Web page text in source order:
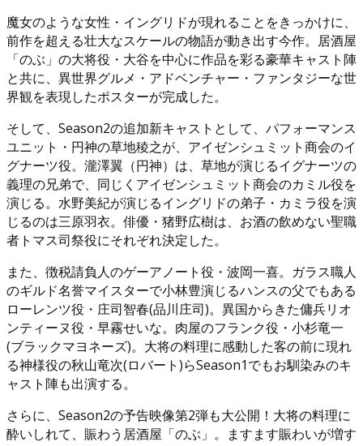
魔女のような女性・イングリドが現れることをきっかけに、
前作を超える壮大なスケールの物語が動き出す今作。居酒屋
「のぶ」の大将役・大谷を中心に作品を彩る豪華キャスト陣
と共に、異世界グルメ・アドベンチャー・ファンタジーな世
界観を表現したポスターが完成した。
そして、Season2の追加新キャストとして、パフォーマンス
ユニット・円神の草地稜之が、アイゼンシュミット商会のイ
グナーツ役。瀧澤翼（円神）は、草地が演じるイグナーツの
義理の兄弟で、同じくアイゼンシュミット商会のカミル役を
演じる。水野美紀が演じるイングリドの弟子・カミラ役を演
じるのは三原羽衣。俳優・猪野広樹は、お酒の飲めない聖職
者トマス司祭役にそれぞれ決定した。
また、徴税請負人のゲーアノート役・波岡一喜。ガラス職人
のギルド名誉マイスターで小林豊演じるハンスの父でもある
ローレンツ役・庄司智春(品川庄司)。異国からきた傭兵リオ
ンティーヌ役・早霧せいな。肉屋のフランク役・小杉竜一
(ブラックマヨネーズ)。大将の料理に感動した客の前に現れ
る神様役の秋山竜次(ロバート)らSeason1でもお馴染みのキ
ャスト陣も出演する。
さらに、Season2の予告映像第2弾も大公開！大将の料理に
酔いしれて、賑わう居酒屋「のぶ」。ますます賑わいが増す